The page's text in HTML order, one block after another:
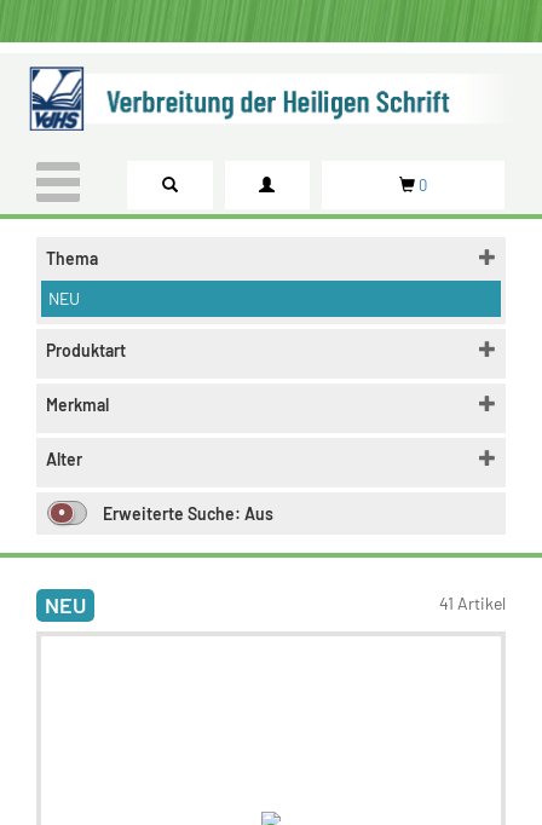
0
Thema
NEU
Produktart
Merkmal
Alter
Erweiterte Suche:Aus
NEU 41 Artikel